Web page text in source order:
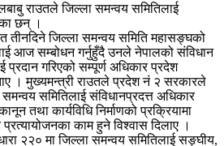
राउतले जिल्ला समन्वय समितिलाई
छन् ।
तीनदिने जिल्ला समन्वय समिति महासङ्घको
आज सम्बोधन गर्नुहुँदै उनले नेपालको संविधान
प्रदान गरिएको सम्पूर्ण अधिकार प्रदेश
। मुख्यमन्त्री राउतले प्रदेश नं २ सरकारले
समितिलाई संविधानप्रदत्त अधिकार
तथा कार्यविधि निर्माणको प्रक्रियामा
काम हुने विश्वास दिलाए ।
२२० मा जिल्ला समन्वय समितिलाई सङ्घीय,